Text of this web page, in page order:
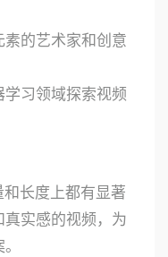
的艺术家和创意
习领域探索视频
长度上都有显著
实感的视频，为